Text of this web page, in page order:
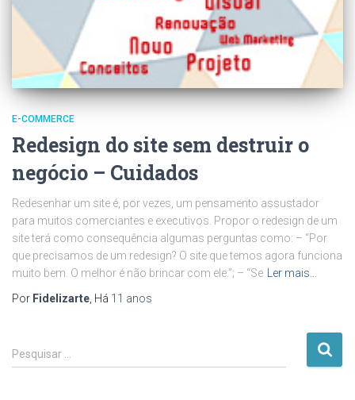
E-COMMERCE
Redesign do site sem destruir o
negócio – Cuidados
Redesenhar um site é, por vezes, um pensamento assustador
para muitos comerciantes e executivos. Propor o redesign de um
site terá como consequência algumas perguntas como: – “Por
que precisamos de um redesign? O site que temos agora funciona
muito bem. O melhor é não brincar com ele.”; – “Se
Ler mais…
Por Fidelizarte , Há 11 anos
P
e
Pesquisar …